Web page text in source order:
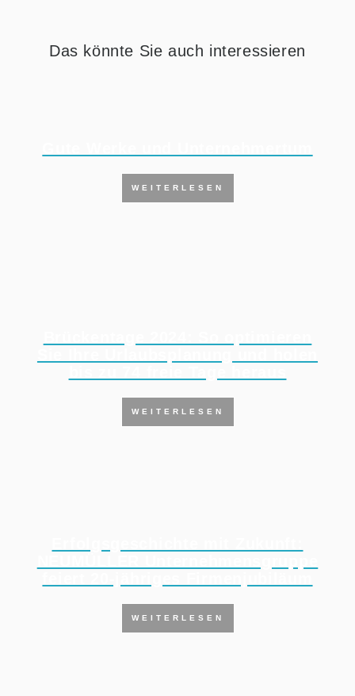
Das könnte Sie auch interessieren
WEITERLESEN
WEITERLESEN
WEITERLESEN